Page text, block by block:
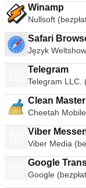
Winamp
Nullsoft
Safari
Język
Telegram
Telegram LLC.
Clean Master
Cheetah
Viber Media
Google
Google